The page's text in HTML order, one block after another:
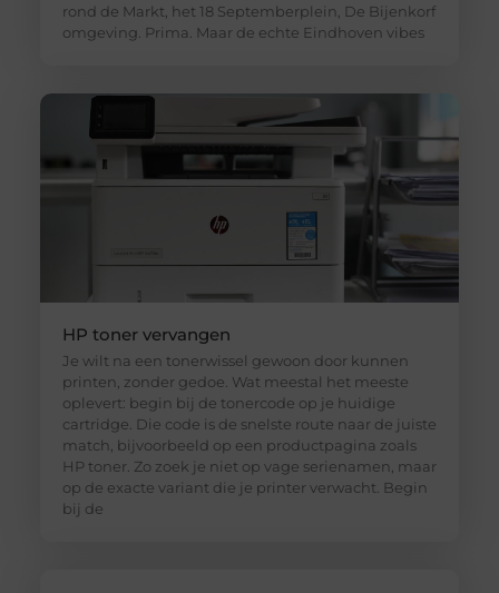
rond de Markt, het 18 Septemberplein, De Bijenkorf
omgeving. Prima. Maar de echte Eindhoven vibes
HP toner vervangen
Je wilt na een tonerwissel gewoon door kunnen
printen, zonder gedoe. Wat meestal het meeste
oplevert: begin bij de tonercode op je huidige
cartridge. Die code is de snelste route naar de juiste
match, bijvoorbeeld op een productpagina zoals
HP toner. Zo zoek je niet op vage serienamen, maar
op de exacte variant die je printer verwacht. Begin
bij de